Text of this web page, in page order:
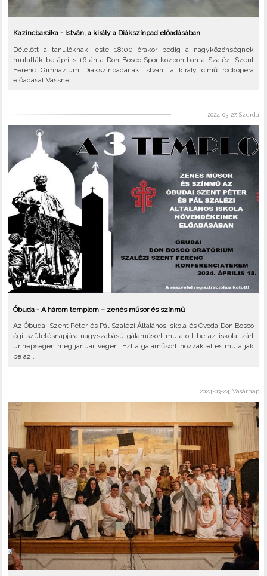
Kazincbarcika - István, a király a Diákszínpad előadásában
Délelőtt a tanulóknak, este 18:00 órakor pedig a nagyközönségnek
mutatták be április 16-án a Don Bosco Sportközpontban a Szalézi Szent
Ferenc Gimnázium Diákszínpadának István, a király című rockopera
előadását Vassné..
2024-03-27, Szerda
Óbuda - A három templom – zenés műsor és színmű
Az Óbudai Szent Péter és Pál Szalézi Általános Iskola és Óvoda Don Bosco
égi születésnapjára nagyszabású gálaműsort mutatott be az iskolai zárt
ünnepségén még január végén. Ezt a gálaműsort hozzák el és mutatják
be az..
2024-03-24, Vasárnap